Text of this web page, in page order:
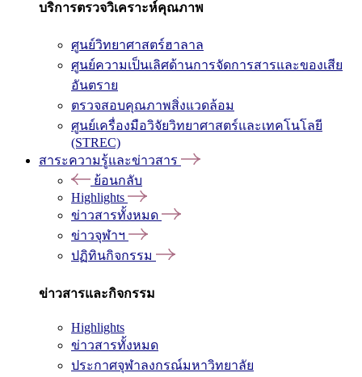
บริการตรวจวิเคราะห์คุณภาพ
ศูนย์วิทยาศาสตร์ฮาลาล
ศูนย์ความเป็นเลิศด้านการจัดการสารและของเสีย
อันตราย
ตรวจสอบคุณภาพสิ่งแวดล้อม
ศูนย์เครื่องมือวิจัยวิทยาศาสตร์และเทคโนโลยี
(STREC)
สาระความรู้และข่าวสาร
ย้อนกลับ
Highlights
ข่าวสารทั้งหมด
ข่าวจุฬาฯ
ปฏิทินกิจกรรม
ข่าวสารและกิจกรรม
Highlights
ข่าวสารทั้งหมด
ประกาศจุฬาลงกรณ์มหาวิทยาลัย